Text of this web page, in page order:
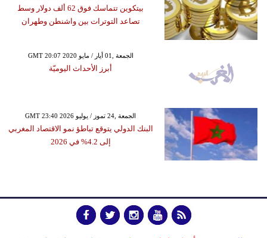
بيتكوين تتماسك فوق 62 ألف دولار وسط
تصاعد التوترات بين واشنطن وطهران
GMT 20:07 2020 الجمعة ,01 أيار / مايو
أبرز الأحداث اليوميّة
GMT 23:40 2026 الجمعة ,24 تموز / يوليو
البنك الدولي يتوقع تباطؤ نمو الاقتصاد المغربي
إلى 4.2% في 2026